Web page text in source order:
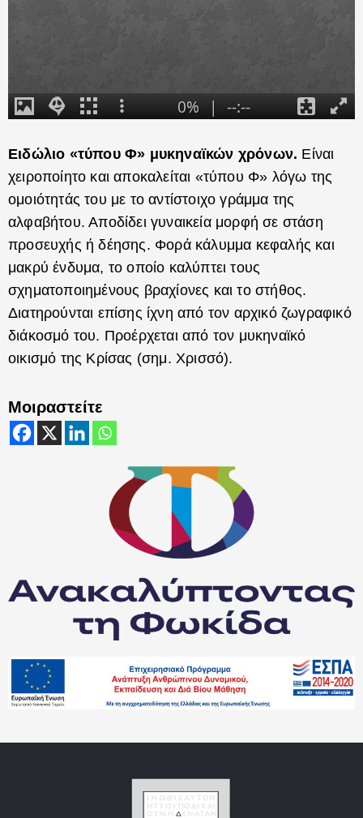
Ειδώλιο «τύπου Φ» μυκηναϊκών χρόνων. Είναι
χειροποίητο και αποκαλείται «τύπου Φ» λόγω της
ομοιότητάς του με το αντίστοιχο γράμμα της
αλφαβήτου. Αποδίδει γυναικεία μορφή σε στάση
προσευχής ή δέησης. Φορά κάλυμμα κεφαλής και
μακρύ ένδυμα, το οποίο καλύπτει τους
σχηματοποιημένους βραχίονες και το στήθος.
Διατηρούνται επίσης ίχνη από τον αρχικό ζωγραφικό
διάκοσμό του. Προέρχεται από τον μυκηναϊκό
οικισμό της Κρίσας (σημ. Χρισσό).
Μοιραστείτε